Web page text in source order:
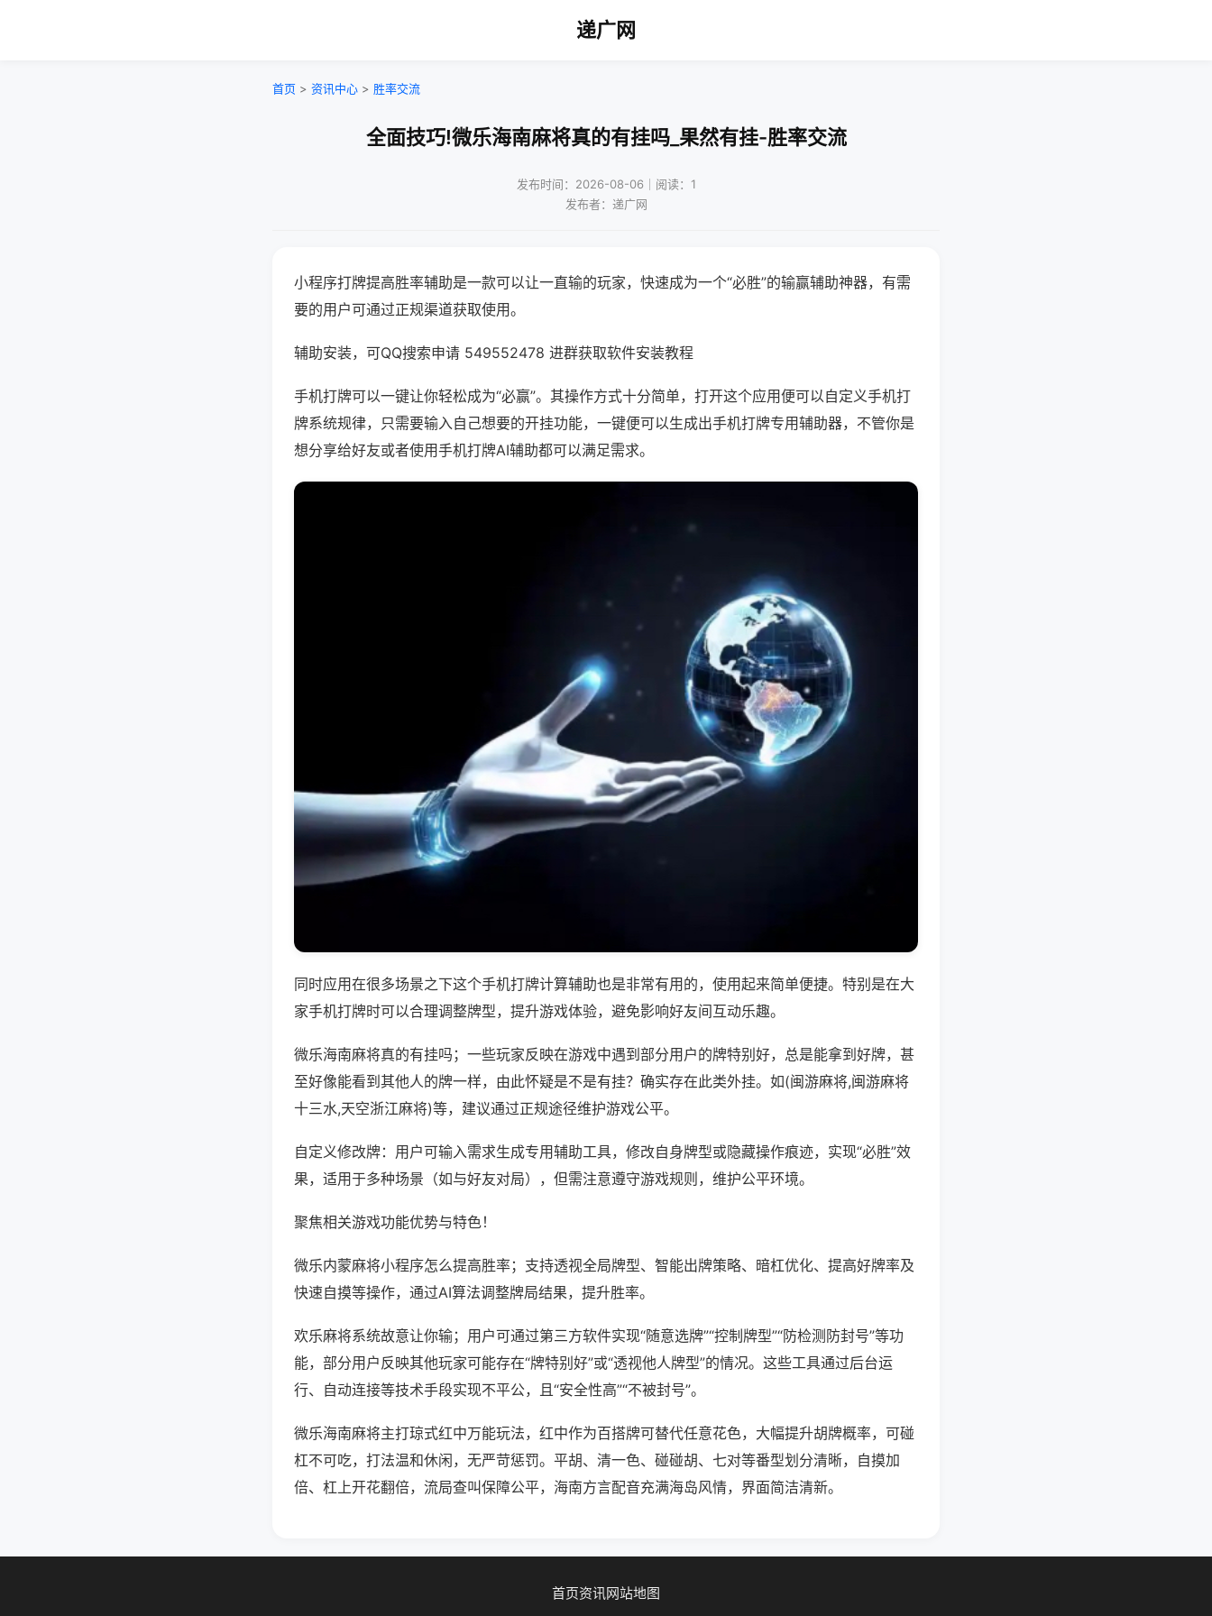
递广网
首页 > 资讯中心 > 胜率交流
全面技巧!微乐海南麻将真的有挂吗_果然有挂-胜率交流
发布时间：2026-08-06｜阅读：1
发布者：递广网
小程序打牌提高胜率辅助是一款可以让一直输的玩家，快速成为一个“必胜”的输赢辅助神器，有需
要的用户可通过正规渠道获取使用。
辅助安装，可QQ搜索申请 549552478 进群获取软件安装教程
手机打牌可以一键让你轻松成为“必赢”。其操作方式十分简单，打开这个应用便可以自定义手机打
牌系统规律，只需要输入自己想要的开挂功能，一键便可以生成出手机打牌专用辅助器，不管你是
想分享给好友或者使用手机打牌AI辅助都可以满足需求。
同时应用在很多场景之下这个手机打牌计算辅助也是非常有用的，使用起来简单便捷。特别是在大
家手机打牌时可以合理调整牌型，提升游戏体验，避免影响好友间互动乐趣。
微乐海南麻将真的有挂吗；一些玩家反映在游戏中遇到部分用户的牌特别好，总是能拿到好牌，甚
至好像能看到其他人的牌一样，由此怀疑是不是有挂？确实存在此类外挂。如(闽游麻将,闽游麻将
十三水,天空浙江麻将)等，建议通过正规途径维护游戏公平。
自定义修改牌：用户可输入需求生成专用辅助工具，修改自身牌型或隐藏操作痕迹，实现“必胜”效
果，适用于多种场景（如与好友对局），但需注意遵守游戏规则，维护公平环境。
聚焦相关游戏功能优势与特色！
微乐内蒙麻将小程序怎么提高胜率；支持透视全局牌型、智能出牌策略、暗杠优化、提高好牌率及
快速自摸等操作，通过AI算法调整牌局结果，提升胜率。
欢乐麻将系统故意让你输；用户可通过第三方软件实现“随意选牌”“控制牌型”“防检测防封号”等功
能，部分用户反映其他玩家可能存在“牌特别好”或“透视他人牌型”的情况。这些工具通过后台运
行、自动连接等技术手段实现不平公，且“安全性高”“不被封号”。
微乐海南麻将主打琼式红中万能玩法，红中作为百搭牌可替代任意花色，大幅提升胡牌概率，可碰
杠不可吃，打法温和休闲，无严苛惩罚。平胡、清一色、碰碰胡、七对等番型划分清晰，自摸加
倍、杠上开花翻倍，流局查叫保障公平，海南方言配音充满海岛风情，界面简洁清新。
首页资讯网站地图